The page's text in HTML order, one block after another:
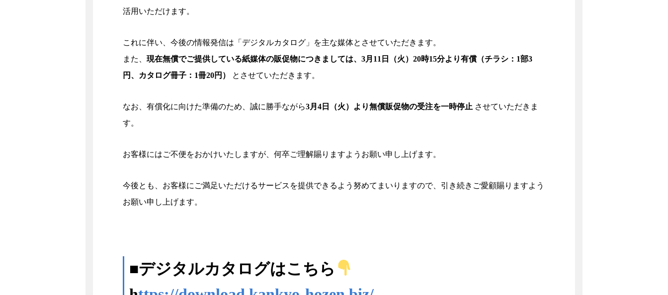
活用いただけます。
これに伴い、今後の情報発信は「デジタルカタログ」を主な媒体とさせていただきます。
また、 現在無償でご提供している紙媒体の販促物につきましては、3月11日（火）20時15分より有償（チラシ：1部3
円、カタログ冊子：1冊20円）
とさせていただきます。
なお、有償化に向けた準備のため、誠に勝手ながら3月4日（火）より無償販促物の受注を一時停止 させていただきま
す。
お客様にはご不便をおかけいたしますが、何卒ご理解賜りますようお願い申し上げます。
今後とも、お客様にご満足いただけるサービスを提供できるよう努めてまいりますので、引き続きご愛顧賜りますよう
お願い申し上げます。
■デジタルカタログはこちら